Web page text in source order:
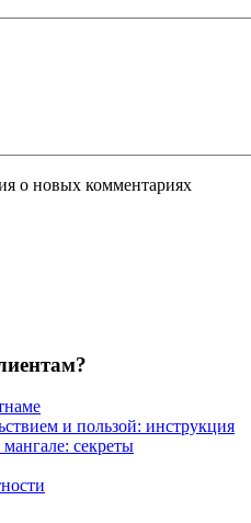
о новых комментариях
и пользой: инструкция
секреты